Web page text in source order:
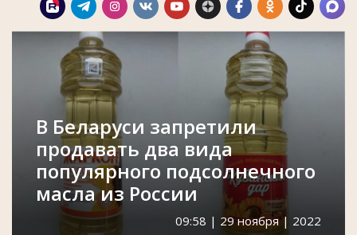
В Беларуси запретили
продавать два вида
популярного подсолнечного
масла из России
09:58 | 29 ноября | 2022